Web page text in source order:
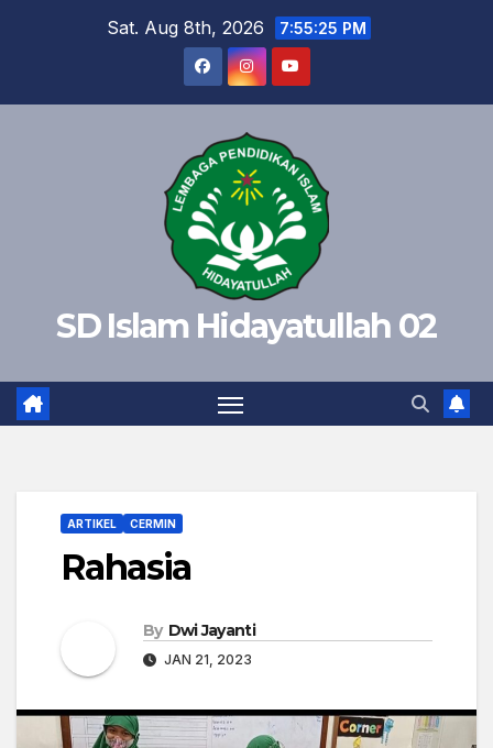
Sat. Aug 8th, 2026 7:55:26 PM
SD Islam Hidayatullah 02
ARTIKEL CERMIN
Rahasia
By Dwi Jayanti
JAN 21, 2023